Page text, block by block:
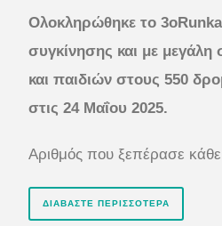
Ολοκληρώθηκε το
συγκίνησης και με
και παιδιών στους 550
στις 24 Μαΐου 2025.
Αριθμός που ξεπέρασε
ΔΙΑΒΆΣΤΕ ΠΕΡΙΣΣΌΤΕΡΑ